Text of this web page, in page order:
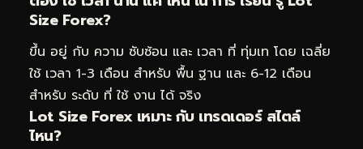
Size Forex?
ขึ้น อยู่ กับ ความ ซับซ้อน และ เวลา ที่ ทุ่มเท โดย เฉลี่ย
ใช้ เวลา 1-3 เดือน สำหรับ พื้น ฐาน และ 6-12 เดือน
สำหรับ ระดับ ที่ ใช้ งาน ได้ จริง
Lot Size Forex เหมาะ กับ เทรดเดอร์ สไตล์
ไหน?